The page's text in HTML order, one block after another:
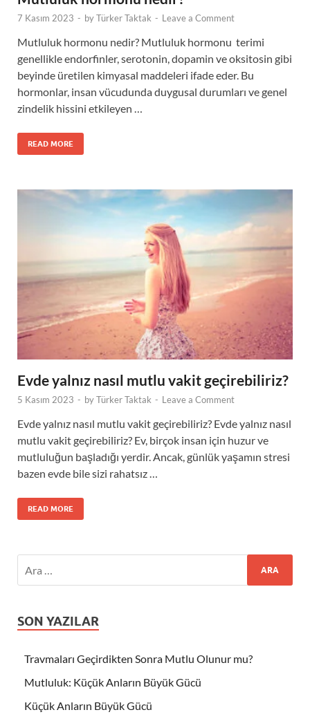
7 Kasım 2023 - byTürker Taktak - Leave a Comment
Mutluluk hormonu nedir? Mutluluk hormonu terimi
genellikle endorfinler, serotonin, dopamin ve oksitosin gibi
beyinde üretilen kimyasal maddeleri ifade eder. Bu
hormonlar, insan vücudunda duygusal durumları ve genel
zindelik hissini etkileyen …
READ MORE
Evde yalnız nasıl mutlu vakit geçirebiliriz?
5 Kasım 2023 - byTürker Taktak - Leave a Comment
Evde yalnız nasıl mutlu vakit geçirebiliriz? Evde yalnız nasıl
mutlu vakit geçirebiliriz? Ev, birçok insan için huzur ve
mutluluğun başladığı yerdir. Ancak, günlük yaşamın stresi
bazen evde bile sizi rahatsız …
READ MORE
SON YAZILAR
Travmaları Geçirdikten Sonra Mutlu Olunur mu?
Mutluluk: Küçük Anların Büyük Gücü
Küçük Anların Büyük Gücü